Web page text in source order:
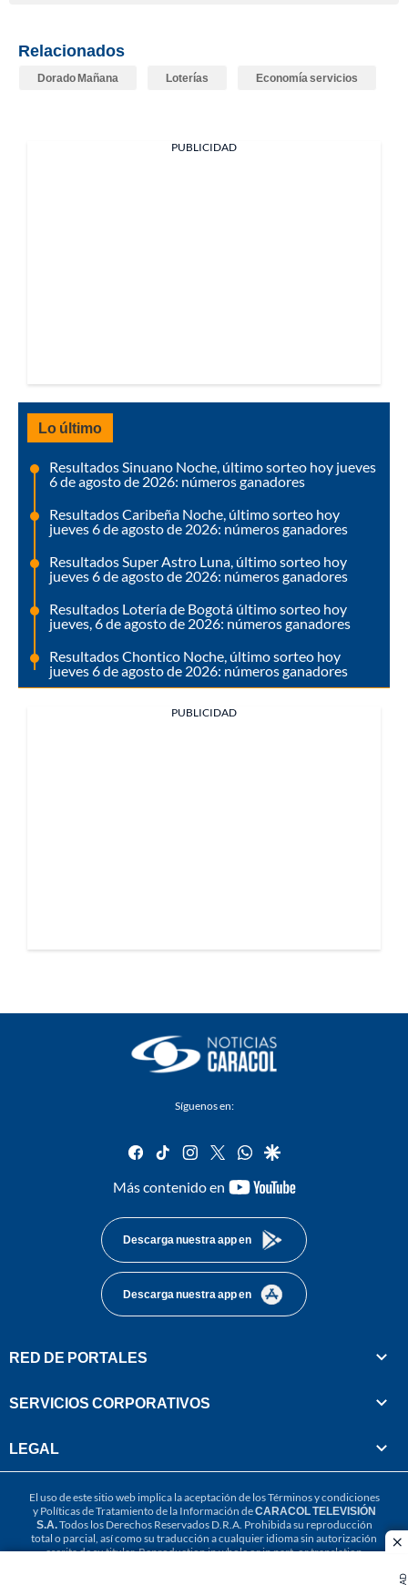
Relacionados
Dorado Mañana Loterías Economía servicios
PUBLICIDAD
Lo último
Resultados Sinuano Noche, último sorteo hoy jueves
6 de agosto de 2026: números ganadores
Resultados Caribeña Noche, último sorteo hoy
jueves 6 de agosto de 2026: números ganadores
Resultados Super Astro Luna, último sorteo hoy
jueves 6 de agosto de 2026: números ganadores
Resultados Lotería de Bogotá último sorteo hoy
jueves, 6 de agosto de 2026: números ganadores
Resultados Chontico Noche, último sorteo hoy
jueves 6 de agosto de 2026: números ganadores
PUBLICIDAD
Síguenos en:
facebook
tiktok instagram
twitterwhatsapp
google
Más contenido en
youtube-
Descarga nuestra app en
Descarga nuestra app en
RED DE PORTALES
SERVICIOS CORPORATIVOS
LEGAL
El uso de este sitio web implica la aceptación de losTérminos y condiciones
y Políticas de Tratamiento de la Información deCARACOL TELEVISIÓN
S.A.Todos los Derechos Reservados D.R.A. Prohibida su reproducción
total o parcial, así como su traducción a cualquier idioma sin autorización
escrita de su titular. Reproduction in whole or in part, or translation